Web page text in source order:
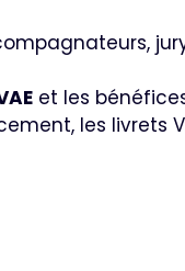
et les
les livrets